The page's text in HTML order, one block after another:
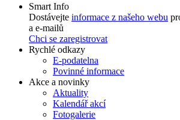
Smart Info
Dostávejte informace z našeho webu
a e-mailů
Chci se zaregistrovat
Rychlé odkazy
E-podatelna
Povinné informace
Akce a novinky
Aktuality
Kalendář akcí
Fotogalerie